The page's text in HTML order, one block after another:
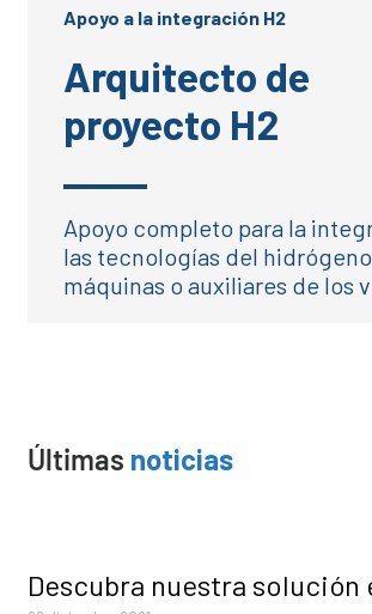
Apoyo a la integración H2
Arquitecto de
proyecto H2
Apoyo completo para la
las tecnologías del
máquinas o auxiliares de los
Últimas noticias
Descubra nuestra solución